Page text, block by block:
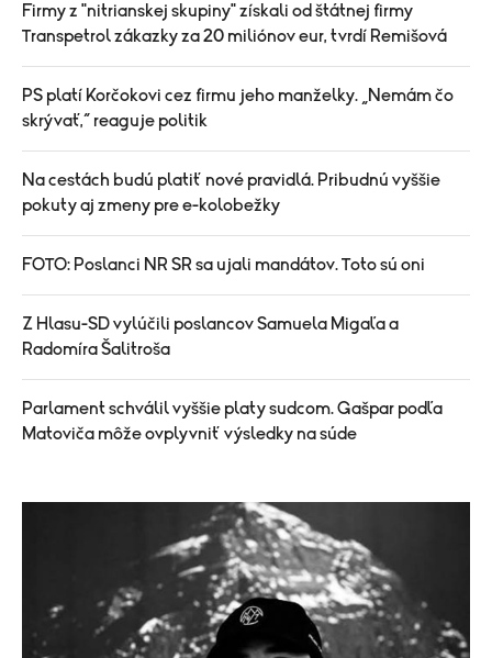
Firmy z "nitrianskej skupiny" získali od štátnej firmy
Transpetrol zákazky za 20 miliónov eur, tvrdí Remišová
PS platí Korčokovi cez firmu jeho manželky. „Nemám čo
skrývať,“ reaguje politik
Na cestách budú platiť nové pravidlá. Pribudnú vyššie
pokuty aj zmeny pre e-kolobežky
FOTO: Poslanci NR SR sa ujali mandátov. Toto sú oni
Z Hlasu-SD vylúčili poslancov Samuela Migaľa a
Radomíra Šalitroša
Parlament schválil vyššie platy sudcom. Gašpar podľa
Matoviča môže ovplyvniť výsledky na súde